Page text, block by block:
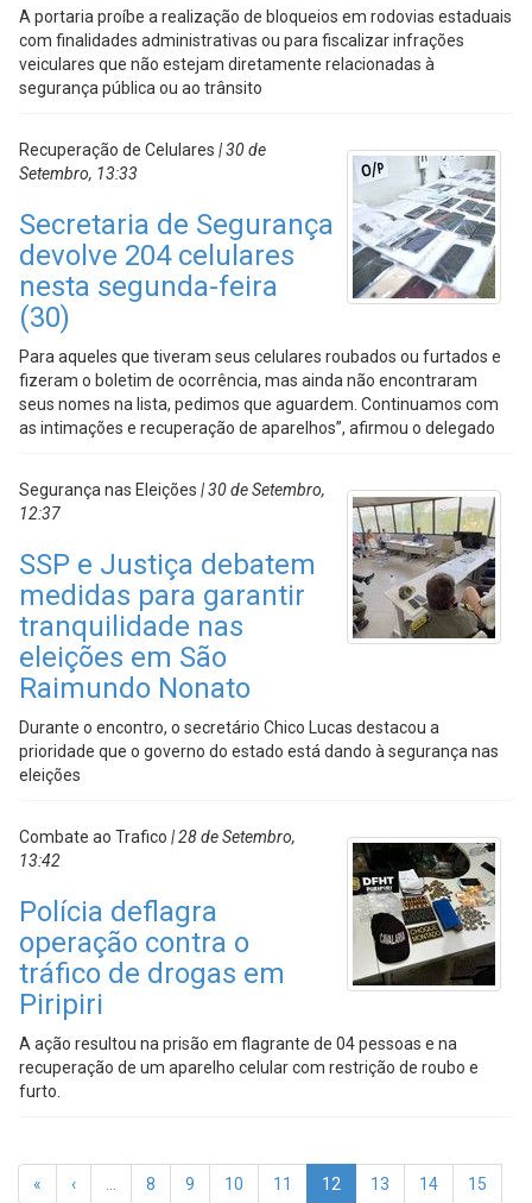
A portaria proíbe a realização de bloqueios em rodovias estaduais
com finalidades administrativas ou para fiscalizar infrações
veiculares que não estejam diretamente relacionadas à
segurança pública ou ao trânsito
Recuperação de Celulares | 30 de
Setembro, 13:33
Secretaria de Segurança
devolve 204 celulares
nesta segunda-feira
(30)
Para aqueles que tiveram seus celulares roubados ou furtados e
fizeram o boletim de ocorrência, mas ainda não encontraram
seus nomes na lista, pedimos que aguardem. Continuamos com
as intimações e recuperação de aparelhos”, afirmou o delegado
Segurança nas Eleições | 30 de Setembro,
12:37
SSP e Justiça debatem
medidas para garantir
tranquilidade nas
eleições em São
Raimundo Nonato
Durante o encontro, o secretário Chico Lucas destacou a
prioridade que o governo do estado está dando à segurança nas
eleições
Combate ao Trafico | 28 de Setembro,
13:42
Polícia deflagra
operação contra o
tráfico de drogas em
Piripiri
A ação resultou na prisão em flagrante de 04 pessoas e na
recuperação de um aparelho celular com restrição de roubo e
furto.
« ‹ 8 9 10 11 12 13 14 15